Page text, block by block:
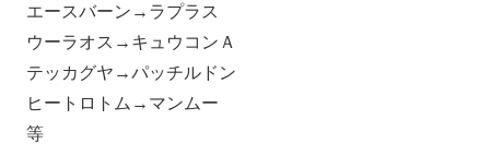
エースバーン→ラプラス
ウーラオス→キュウコンＡ
テッカグヤ→パッチルドン
ヒートロトム→マンムー
等